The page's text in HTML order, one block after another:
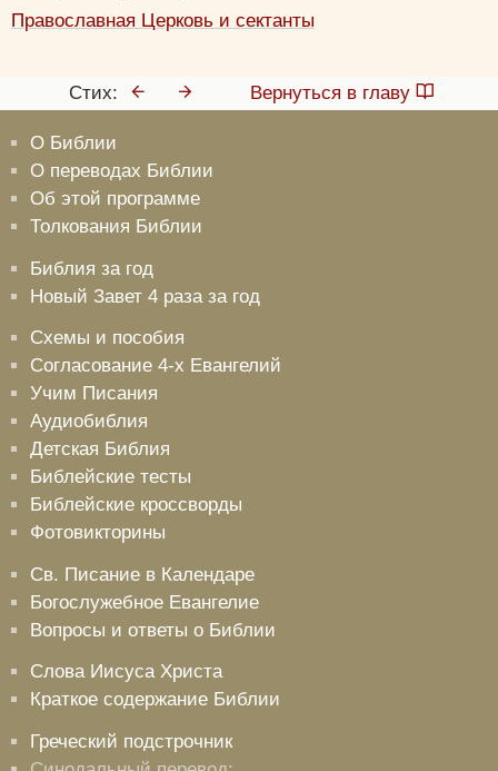
Православная Церковь и сектанты
Стих: Вернуться в главу
О Библии
О переводах Библии
Об этой программе
Толкования Библии
Библия за год
Новый Завет 4 раза за год
Схемы и пособия
Согласование 4-х Евангелий
Учим Писания
Аудиобиблия
Детская Библия
Библейские тесты
Библейские кроссворды
Фотовикторины
Св. Писание в Календаре
Богослужебное Евангелие
Вопросы и ответы о Библии
Слова Иисуса Христа
Краткое содержание Библии
Греческий подстрочник